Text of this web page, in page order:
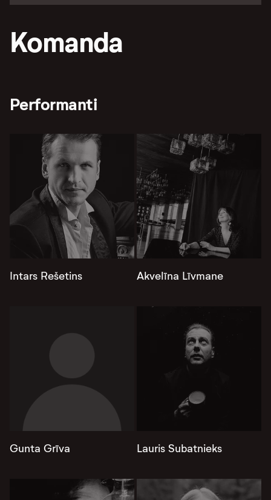
Komanda
Performanti
Intars Rešetins Akvelīna Līvmane
Gunta Grīva Lauris Subatnieks